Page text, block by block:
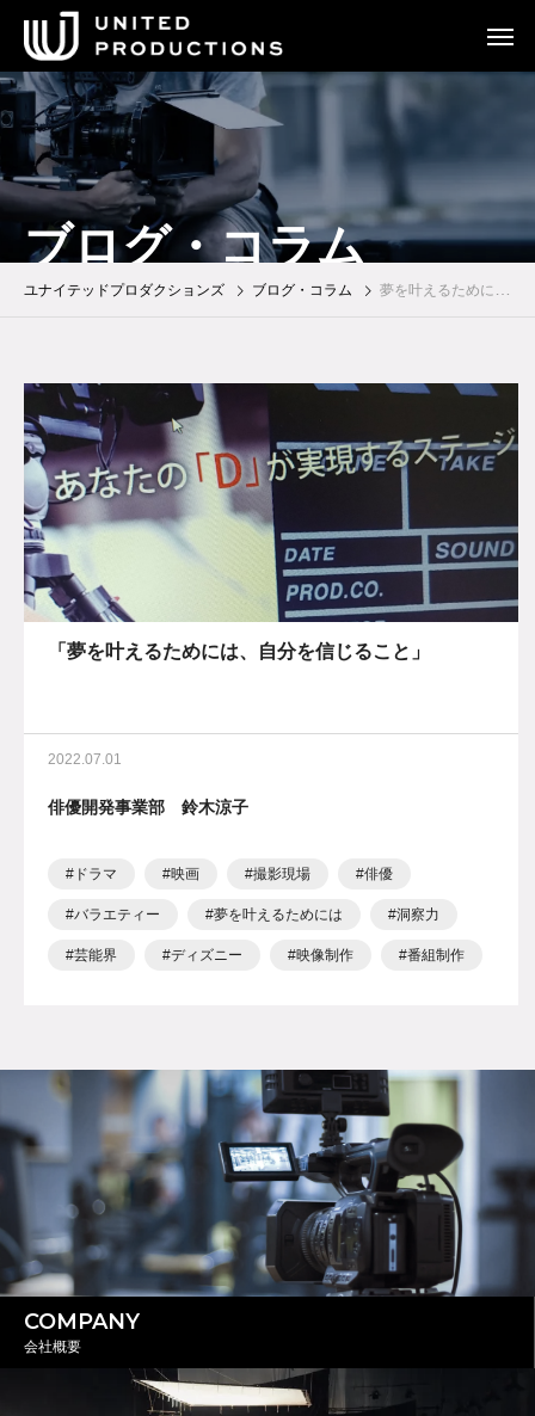
ブログ・コラム
ユナイテッドプロダクションズ ブログ・コラム 夢を叶えるためには
「夢を叶えるためには、自分を信じること」
2022.07.01
俳優開発事業部 鈴木涼子
ドラマ 映画 撮影現場 俳優
バラエティー 夢を叶えるためには 洞察力
芸能界 ディズニー 映像制作 番組制作
COMPANY
会社概要